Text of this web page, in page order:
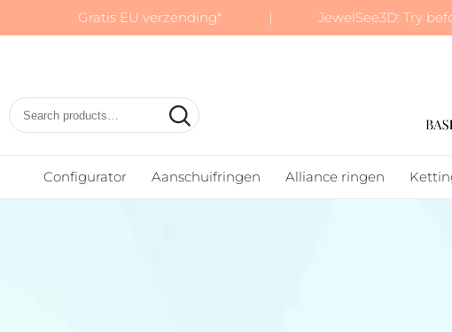
Gratis EU verzending* | JewelSee3D:
Configurator Aanschuifringen Alliance ringen